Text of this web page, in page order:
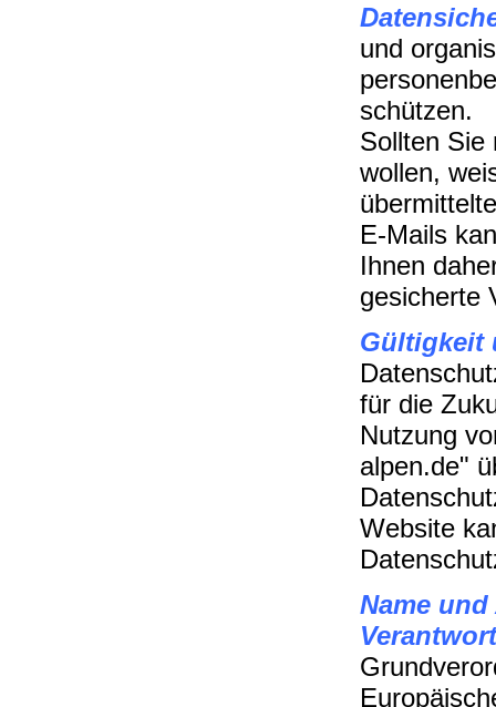
und
schützen.
Sollten Sie
wollen,
E-Mails
Ihnen
gesicherte
Gültigkeit
für die
Nutzung
alpen.de"
Website
Name